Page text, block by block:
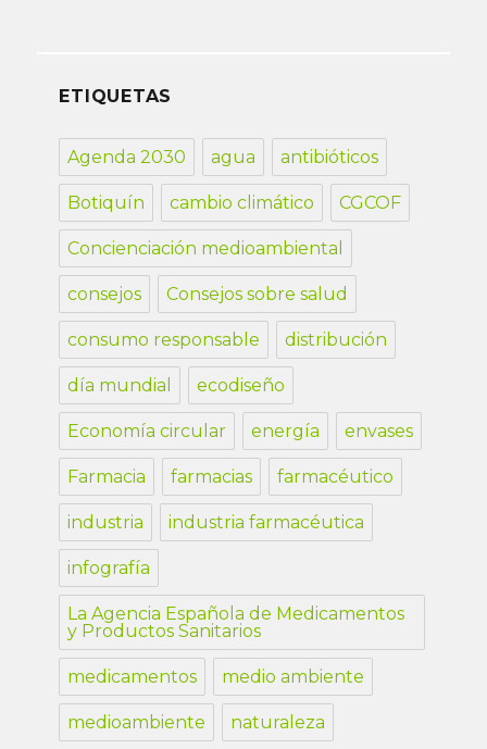
ETIQUETAS
Agenda 2030 agua antibióticos
Botiquín cambio climático CGCOF
Concienciación medioambiental
consejos Consejos sobre salud
consumo responsable distribución
día mundial ecodiseño
Economía circular energía envases
Farmacia farmacias farmacéutico
industria industria farmacéutica
infografía
La Agencia Española de Medicamentos
y Productos Sanitarios
medicamentos medio ambiente
medioambiente naturaleza